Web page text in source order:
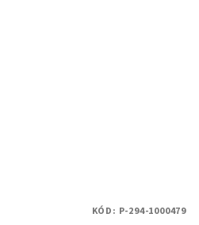
KÓD: P-294-1000479